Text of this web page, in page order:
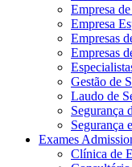
Empresa
Empresa
Empresas
Empresas
Gestão de
Laudo de
Segurança
Segurança
Exames
Clínica de